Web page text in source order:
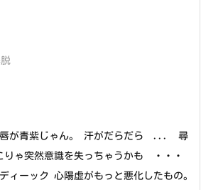
唇が青紫じゃん。 汗がだらだら ... 尋
りゃ突然意識を失っちゃうかも ・・・
ーック 心陽虚がもっと悪化したもの。